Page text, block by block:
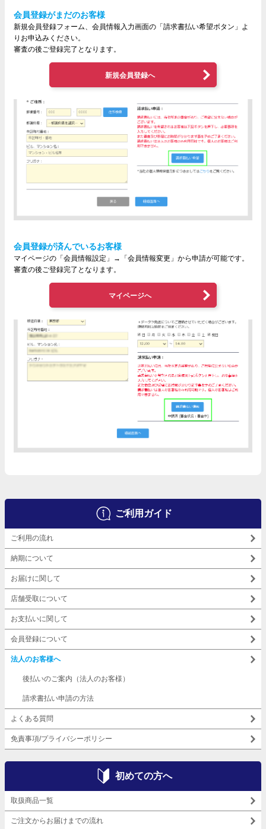
会員登録がまだのお客様
新規会員登録フォーム、会員情報入力画面の「請求書払い希望ボタン」よ
りお申込みください。
審査の後ご登録完了となります。
新規会員登録へ
会員登録が済んでいるお客様
マイページの「会員情報設定」→「会員情報変更」から申請が可能です。
審査の後ご登録完了となります。
マイページへ
ご利用ガイド
ご利用の流れ
納期について
お届けに関して
店舗受取について
お支払いに関して
会員登録について
法人のお客様へ
後払いのご案内（法人のお客様）
請求書払い申請の方法
よくある質問
免責事項/プライバシーポリシー
初めての方へ
取扱商品一覧
ご注文からお届けまでの流れ